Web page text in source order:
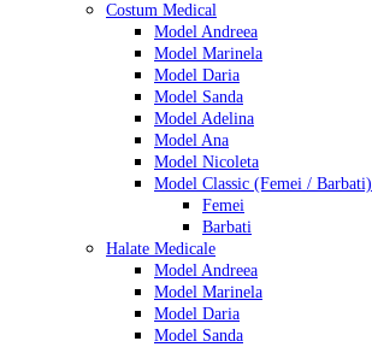
Costum Medical
Model Andreea
Model Marinela
Model Daria
Model Sanda
Model Adelina
Model Ana
Model Nicoleta
Model Classic (Femei / Barbati)
Femei
Barbati
Halate Medicale
Model Andreea
Model Marinela
Model Daria
Model Sanda